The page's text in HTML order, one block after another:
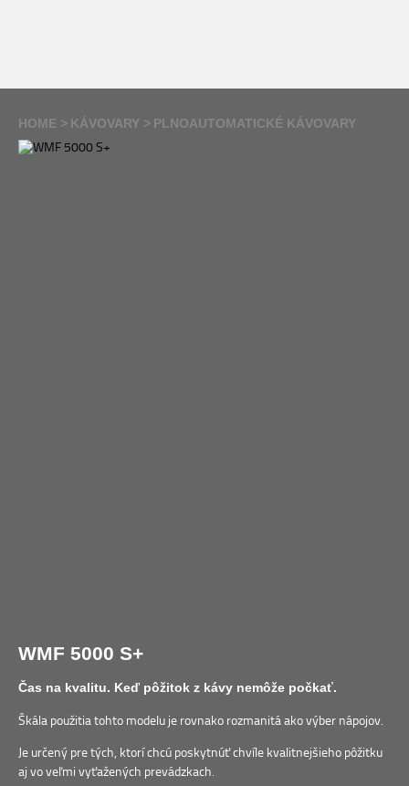
HOME KÁVOVARY PLNOAUTOMATICKÉ KÁVOVARY
WMF 5000 S+
Čas na kvalitu. Keď pôžitok z kávy nemôže počkať.
Škála použitia tohto modelu je rovnako rozmanitá ako výber nápojov.
Je určený pre tých, ktorí chcú poskytnúť chvíle kvalitnejšieho pôžitku
aj vo veľmi vyťažených prevádzkach.